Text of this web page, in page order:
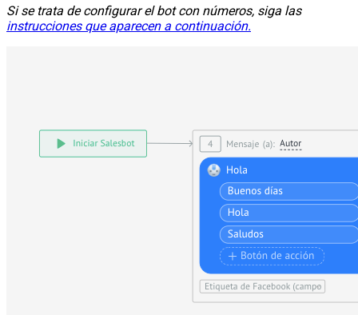
Si se trata de configurar el bot con números, siga las
instrucciones que aparecen a continuación.